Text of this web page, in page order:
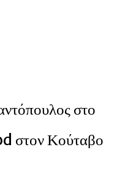
στο
Κούταβο